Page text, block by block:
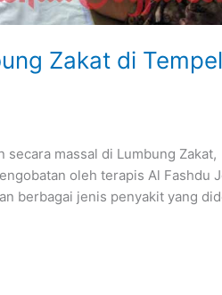
Zakat di Tempel
massal di Lumbung Zakat,
oleh terapis Al Fashdu
berbagai jenis penyakit yang